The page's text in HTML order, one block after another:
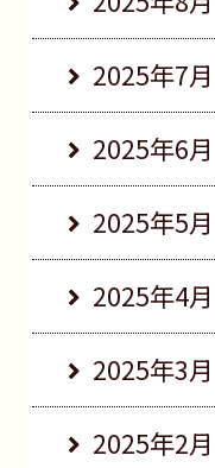
2025年7月
2025年6月
2025年5月
2025年4月
2025年3月
2025年2月